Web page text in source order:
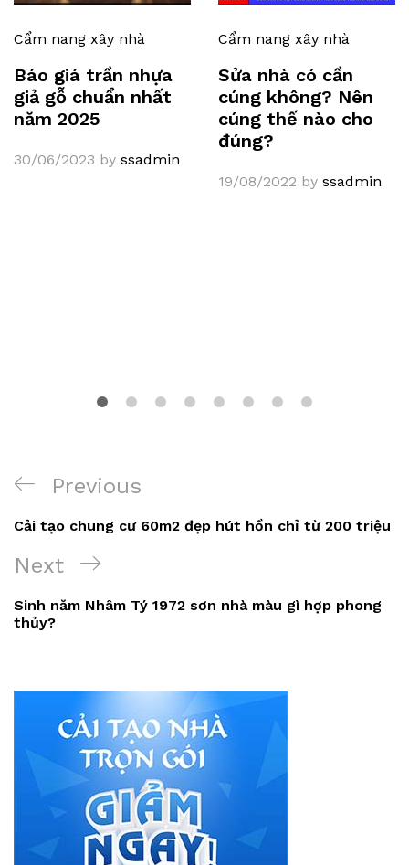
Cẩm nang xây nhà
Báo giá trần nhựa
giả gỗ chuẩn nhất
năm 2025
30/06/2023 by ssadmin
Cẩm nang xây nhà
Sửa nhà có cần
cúng không? Nên
cúng thế nào cho
đúng?
19/08/2022 by ssadmin
Điều
hướng
viết
Previous
Post
Previous
Cải tạo chung cư 60m2 đẹp hút hồn chỉ từ 200 triệu
Next
Post
Next
Sinh năm Nhâm Tý 1972 sơn nhà màu gì hợp phong
thủy?